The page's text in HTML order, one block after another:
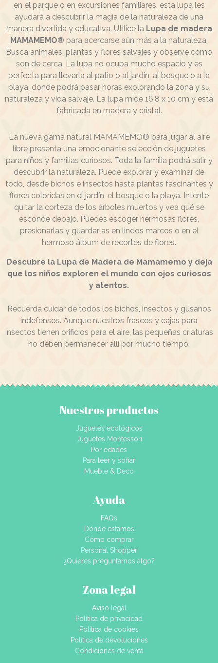
en el parque o en excursiones familiares, esta lupa les
ayudará a descubrir la magia de la naturaleza de una
manera divertida y educativa. Utilice laLupa de madera
MAMAMEMO® para acercarse aún más a la naturaleza.
Busca animales, plantas y flores salvajes y observe cómo
son de cerca. La lupa no ocupa mucho espacio y es
perfecta para llevarla al patio o al jardín, al bosque o a la
playa, donde podrá pasar horas explorando la zona y su
naturaleza y vida salvaje. La lupa mide 16,8 x 10 cm y está
fabricada en madera y cristal.
La nueva gama natural MAMAMEMO® para jugar al aire
libre presenta una emocionante selección de juguetes
para niños y familias curiosos. Toda la familia podrá salir y
descubrir la naturaleza. Puede explorar y examinar de
todo, desde bichos e insectos hasta plantas fascinantes y
flores coloridas en el jardín, el bosque o la playa. Intente
quitar la corteza de los árboles muertos y vea qué se
esconde debajo. Puedes escoger hermosas flores,
presionarlas y guardarlas en lindos marcos o en el
hermoso álbum de recortes de flores.
Descubre la Lupa de Madera de Mamamemo y deja
que los niños exploren el mundo con ojos curiosos
y atentos.
Recuerda cuidar de todos los bichos, insectos y gusanos
indefensos. Aunque nuestros frascos y cajas para
insectos tienen orificios para el aire, las pequeñas criaturas
no deben permanecer allí por mucho tiempo.
Nuestros productos
Juguetes ecológicos
Juguetes Montessori
Por edades
Para leer y soñar
Mueble & Deco
Ayuda
FAQs
Dónde estamos
Cómo comprar
Personal Shopper
¿Quieres preguntarnos algo?
Zona legal
Aviso legal
Política de privacidad
Política de cookies
Política de devoluciones
Condiciones de venta